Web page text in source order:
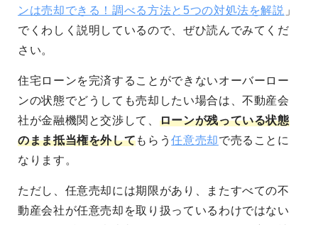
ンは売却できる！調べる方法と5つの対処法を解説 」
でくわしく説明しているので、ぜひ読んでみてくだ
さい。
住宅ローンを完済することができないオーバーロー
ンの状態でどうしても売却したい場合は、不動産会
社が金融機関と交渉して、 ローンが残っている状態
のまま抵当権を外してもらう任意売却で売ることに
なります。
ただし、任意売却には期限があり、またすべての不
動産会社が任意売却を取り扱っているわけではない